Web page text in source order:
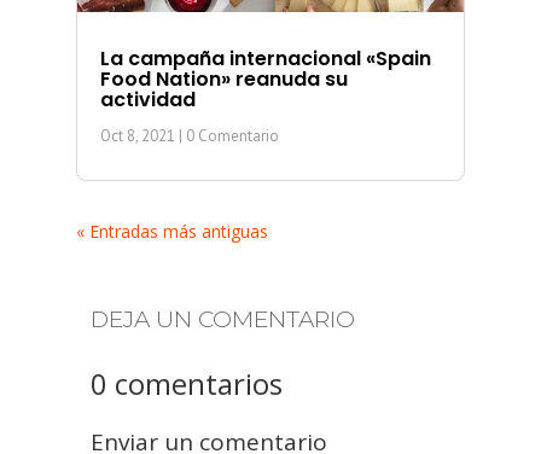
La campaña internacional «Spain
Food Nation» reanuda su
actividad
Oct 8, 2021 | 0 Comentario
« Entradas más antiguas
DEJA UN COMENTARIO
0 comentarios
Enviar un comentario